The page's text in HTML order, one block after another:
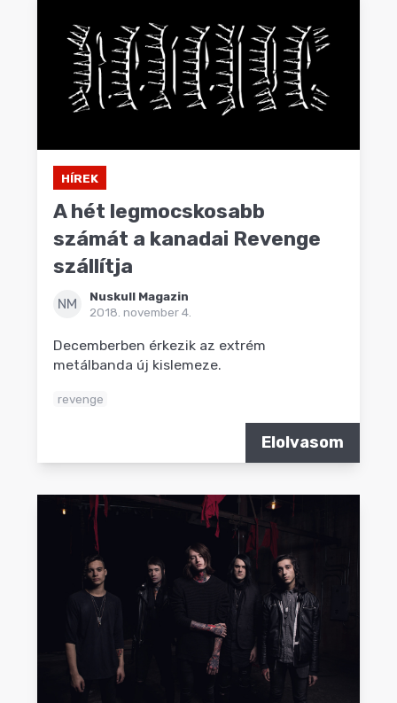
HÍREK
A hét legmocskosabb
számát a kanadai Revenge
szállítja
NM
Nuskull Magazin
2018. november 4.
Decemberben érkezik az extrém
metálbanda új kislemeze.
revenge
Elolvasom